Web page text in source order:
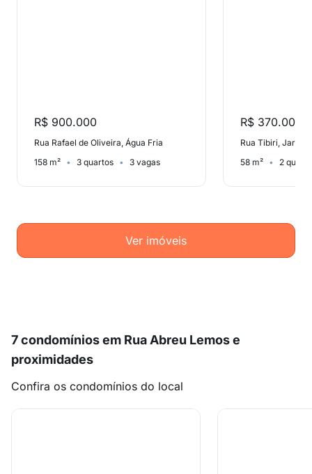
R$ 900.000
Rua Rafael de Oliveira, Água Fria
158 m²
3 quartos 3 vagas
R$ 370.000
58 m² 2
Ver imóveis
7 condomínios em Rua Abreu Lemos e
proximidades
Confira os condomínios do local